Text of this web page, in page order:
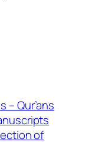
– Qur’ans
of